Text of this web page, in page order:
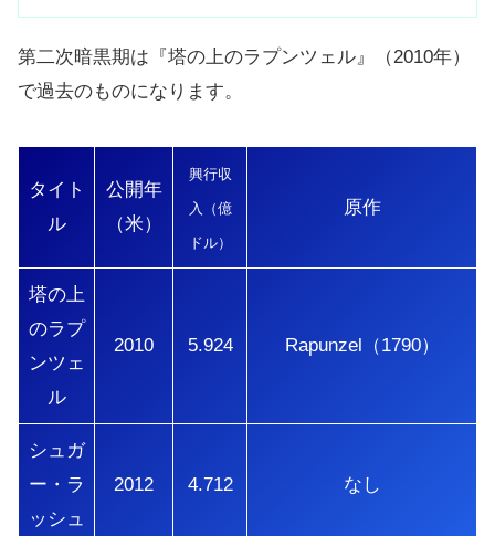
第二次暗黒期は『塔の上のラプンツェル』（2010年）
で過去のものになります。
タイト
ル
公開年
（米）
興行収
入（億
ドル）
原作
塔の上
のラプ
ンツェ
ル
2010 5.924 Rapunzel（1790）
シュガ
ー・ラ
ッシュ
2012 4.712 なし